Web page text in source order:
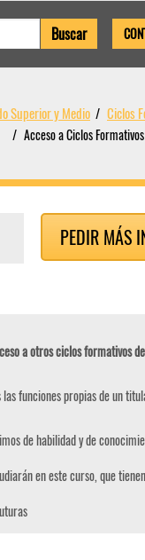
Superior y Medio Ciclos
Acceso a Ciclos
PEDIR MÁS
a otros ciclos formativos
funciones propias de un
de habilidad y de
en este curso, que